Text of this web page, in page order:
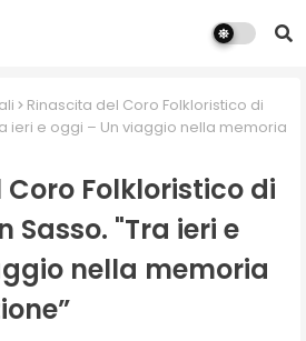
Rinascita del Coro Folkloristico di
ieri e oggi – Un viaggio nella memoria
Folkloristico di
Sasso. "Tra ieri e
nella memoria